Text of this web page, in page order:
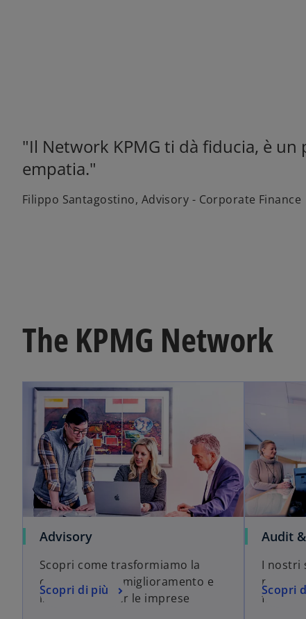
"Il Network KPMG ti dà fiducia, è un
empatia."
Filippo Santagostino, Advisory - Corporate Finance
The KPMG Network
Advisory
Scopri come trasformiamo la
complessità in miglioramento e
innovazione per le imprese
Scopri di più
Audit
I nostri
per lo
Scopri